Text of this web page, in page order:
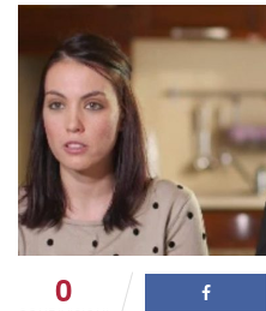
0